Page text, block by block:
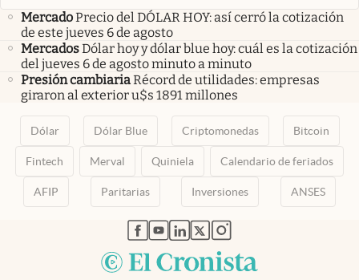
MercadoPrecio del DÓLAR HOY: así cerró la cotización
de este jueves 6 de agosto
MercadosDólar hoy y dólar blue hoy: cuál es la cotización
del jueves 6 de agosto minuto a minuto
Presión cambiariaRécord de utilidades: empresas
giraron al exterior u$s 1891 millones
Dólar Dólar Blue Criptomonedas Bitcoin
Fintech Merval Quiniela Calendario de feriados
AFIP Paritarias Inversiones ANSES
abre en nueva pestaña
abre en nueva pestaña
abre en nueva pestaña
abre en nueva pestaña
abre en nueva pestaña